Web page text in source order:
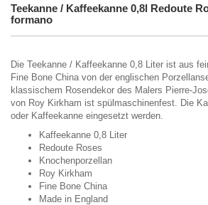
Teekanne / Kaffeekanne 0,8l Redoute
formano
Die Teekanne / Kaffeekanne 0,8 Liter ist aus
Fine Bone China von der englischen
klassischem Rosendekor des Malers Pierre-
von Roy Kirkham ist spülmaschinenfest. Die
oder Kaffeekanne eingesetzt werden.
Kaffeekanne 0,8 Liter
Redoute Roses
Knochenporzellan
Roy Kirkham
Fine Bone China
Made in England